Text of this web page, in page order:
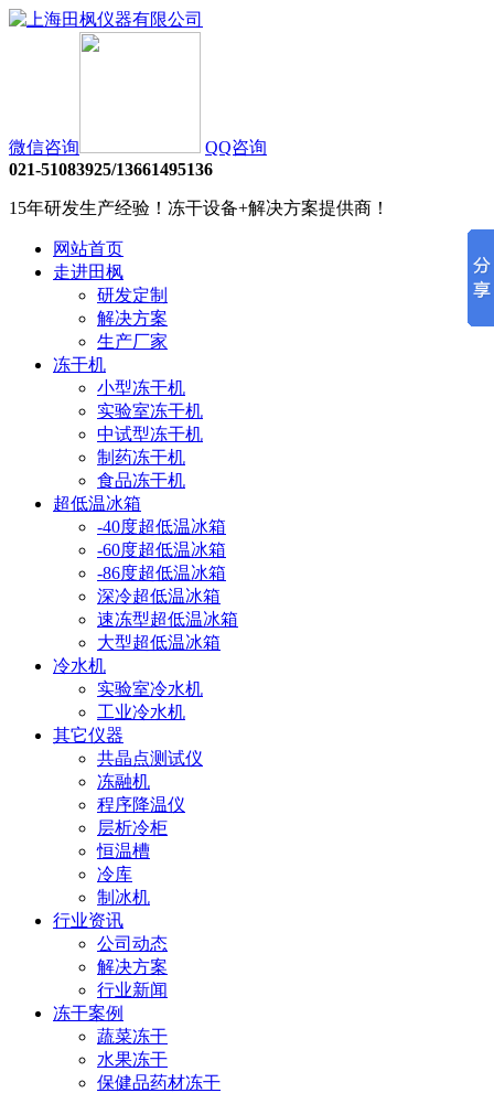
微信咨询
QQ咨询
021-51083925/13661495136
15年研发生产经验！冻干设备+解决方案提供商！
网站首页
走进田枫
研发定制
解决方案
生产厂家
冻干机
小型冻干机
实验室冻干机
中试型冻干机
制药冻干机
食品冻干机
超低温冰箱
-40度超低温冰箱
-60度超低温冰箱
-86度超低温冰箱
深冷超低温冰箱
速冻型超低温冰箱
大型超低温冰箱
冷水机
实验室冷水机
工业冷水机
其它仪器
共晶点测试仪
冻融机
程序降温仪
层析冷柜
恒温槽
冷库
制冰机
行业资讯
公司动态
解决方案
行业新闻
冻干案例
蔬菜冻干
水果冻干
保健品药材冻干